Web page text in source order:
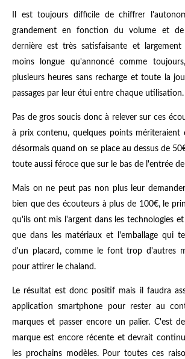
Il est toujours difficile de chiffrer
grandement en fonction du volume et
dernière est très satisfaisante et
moins longue qu'annoncé comme
plusieurs heures sans recharge et toute la
passages par leur étui entre chaque utilisation.
Pas de gros soucis donc à relever sur ces
à prix contenu, quelques points mériteraient
désormais quand on se place au dessus de
toute aussi féroce que sur le bas de l'entrée
Mais on ne peut pas non plus leur
bien que des écouteurs à plus de 100€, le
qu'ils ont mis l'argent dans les technologies
que dans les matériaux et l'emballage qui
d'un placard, comme le font trop d'autres
pour attirer le chaland.
Le résultat est donc positif mais il faudra
application smartphone pour rester au
marques et passer encore un palier. C'est
marque est encore récente et devrait
les prochains modèles. Pour toutes ces